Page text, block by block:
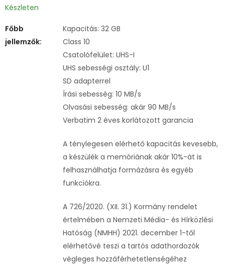
Készleten
Főbb
jellemzők:
Kapacitás: 32 GB
Class 10
Csatolófelület: UHS-I
UHS sebességi osztály: U1
SD adapterrel
Írási sebesség: 10 MB/s
Olvasási sebesség: akár 90 MB/s
Verbatim 2 éves korlátozott garancia
A ténylegesen elérhető kapacitás kevesebb,
a készülék a memóriának akár 10%-át is
felhasználhatja formázásra és egyéb
funkciókra.
A 726/2020. (XII. 31.) Kormány rendelet
értelmében a Nemzeti Média- és Hírközlési
Hatóság (NMHH) 2021. december 1-től
elérhetővé teszi a tartós adathordozók
végleges hozzáférhetetlenségéhez